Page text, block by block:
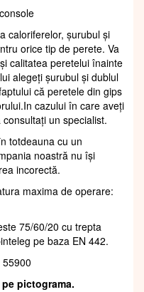
caloriferelor, șurubul și
orice tip de perete. Va
calitatea peretelui înainte
alegeți șurubul și dublul
că peretele din gips
cazului în care aveți
un specialist.
totdeauna cu un
noastră nu își
incorectă.
maxima de operare:
75/60/20 cu trepta
pe baza EN 442.
pictograma.